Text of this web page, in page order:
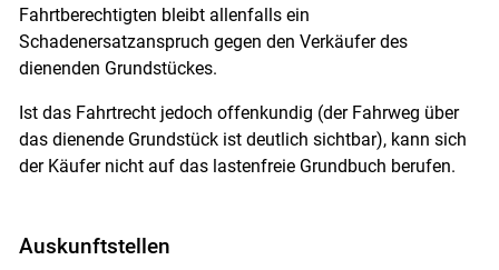
Fahrtberechtigten bleibt allenfalls ein
Schadenersatzanspruch gegen den Verkäufer des
dienenden Grundstückes.
Ist das Fahrtrecht jedoch offenkundig (der Fahrweg über
das dienende Grundstück ist deutlich sichtbar), kann sich
der Käufer nicht auf das lastenfreie Grundbuch berufen.
Auskunftstellen